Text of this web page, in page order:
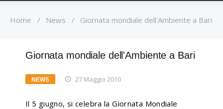
Home / News / Giornata mondiale dell'Ambiente a Bari
Giornata mondiale dell'Ambiente a Bari
NEWS 27 Maggio 2010
Il 5 giugno, si celebra la Giornata Mondiale